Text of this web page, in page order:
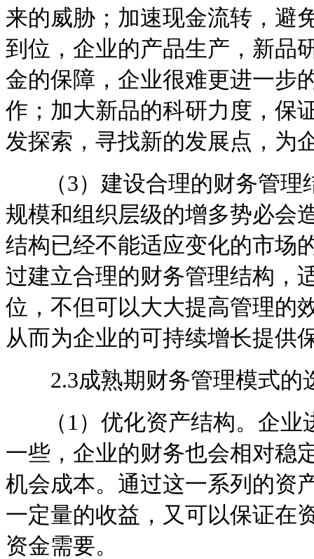
来的威胁；加速现金流转，避
到位，企业的产品生产，新品
金的保障，企业很难更进一步
作；加大新品的科研力度，保
发探索，寻找新的发展点，为
（3）建设合理的财务管理
规模和组织层级的增多势必会
结构已经不能适应变化的市场
过建立合理的财务管理结构，
位，不但可以大大提高管理的
从而为企业的可持续增长提供
2.3成熟期财务管理模式的
（1）优化资产结构。企业
一些，企业的财务也会相对稳
机会成本。通过这一系列的资
一定量的收益，又可以保证在
资金需要。